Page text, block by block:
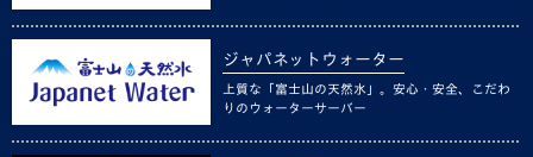
ジャパネットウォーター
上質な「富士山の天然水」。安心・安全、こだわ
りのウォーターサーバー